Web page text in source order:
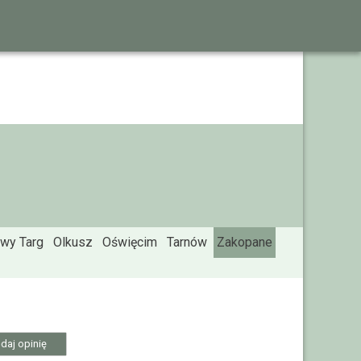
Targ Olkusz Oświęcim Tarnów Zakopane
opinię